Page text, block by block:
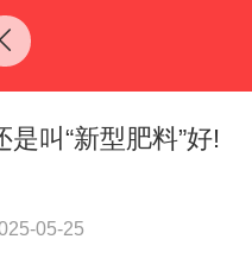
是叫“新型肥料”好!
05-25